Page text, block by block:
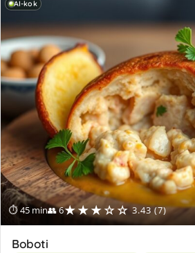
AI-kok
⏱ 45 min👥 6★★★☆☆ 3.43 (7)
Boboti